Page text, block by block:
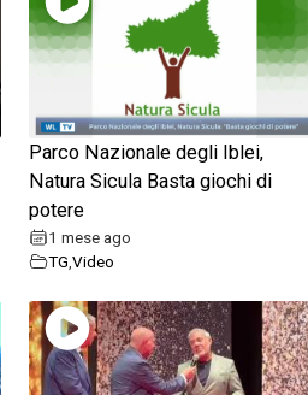
Parco Nazionale degli Iblei,
Natura Sicula Basta giochi di
potere
1 mese ago
TG,Video